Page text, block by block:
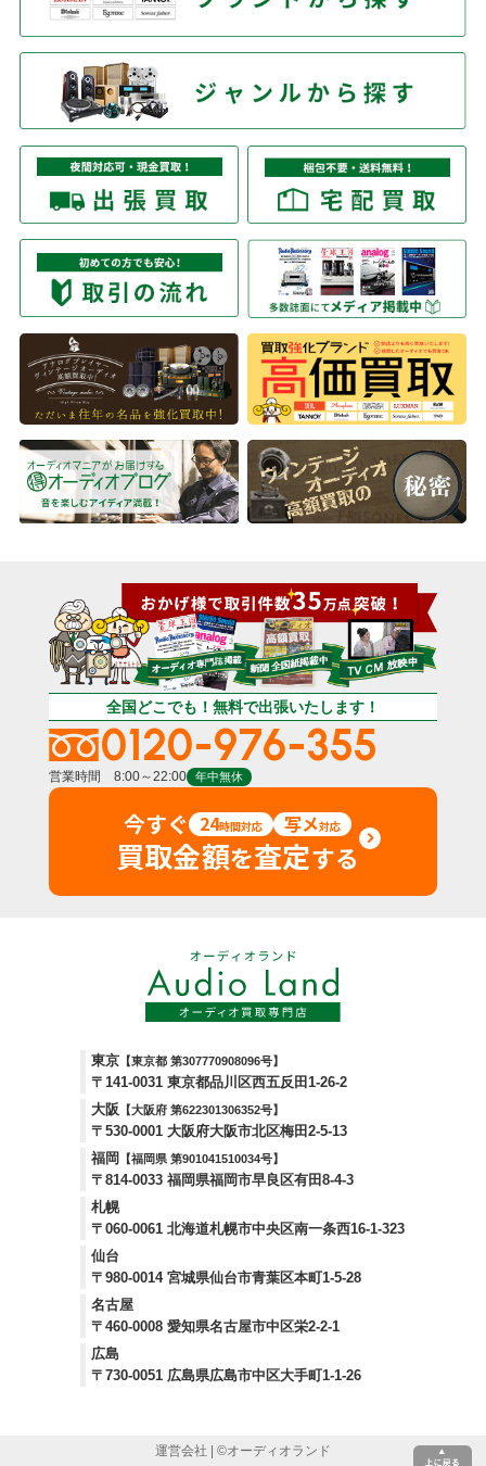
全国どこでも！無料で出張いたします！
0120-976-355
営業時間 8:00～22:00 年中無休
今すぐ 24時間対応 写メ対応
買取金額を査定する
東京 【東京都 第307770908096号】
〒141-0031 東京都品川区西五反田1-26-2
大阪
【大阪府 第622301306352号】
〒530-0001 大阪府大阪市北区梅田2-5-13
福岡
【福岡県 第901041510034号】
〒814-0033 福岡県福岡市早良区有田8-4-3
札幌
〒060-0061 北海道札幌市中央区南一条西16-1-323
仙台
〒980-0014 宮城県仙台市青葉区本町1-5-28
名古屋
〒460-0008 愛知県名古屋市中区栄2-2-1
広島
〒730-0051 広島県広島市中区大手町1-1-26
運営会社 | ©オーディオランド